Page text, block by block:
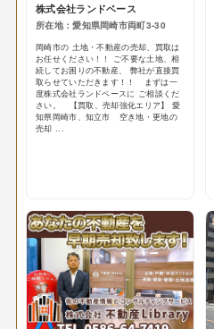
株式会社ランドベース
所在地：愛知県岡崎市両町3-30
岡崎市の 土地・不動産の売却、買取は
お任せください！！ ご不要な土地、相
続してお困りの不動産、 弊社が直接買
取らせていただきます！！ まずは一
度株式会社ランドベースに ご相談くだ
さい。 【買取、売却強化エリア】 愛
知県岡崎市、知立市 空き地・更地の
売却 ...